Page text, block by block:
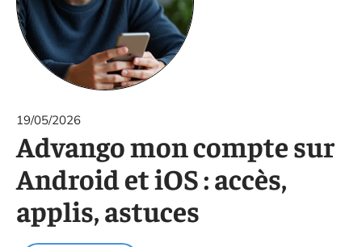
19/05/2026
Advango mon compte sur
Android et iOS : accès,
applis, astuces